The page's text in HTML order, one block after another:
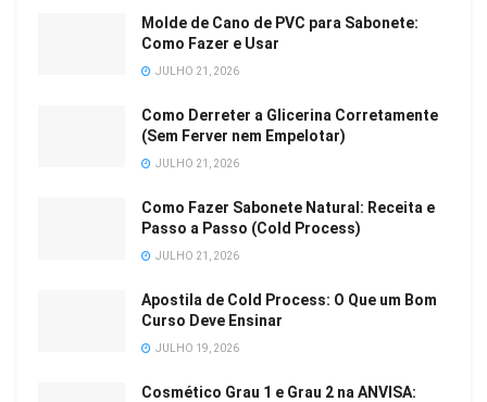
Molde de Cano de PVC para Sabonete:
Como Fazer e Usar
JULHO 21, 2026
Como Derreter a Glicerina Corretamente
(Sem Ferver nem Empelotar)
JULHO 21, 2026
Como Fazer Sabonete Natural: Receita e
Passo a Passo (Cold Process)
JULHO 21, 2026
Apostila de Cold Process: O Que um Bom
Curso Deve Ensinar
JULHO 19, 2026
Cosmético Grau 1 e Grau 2 na ANVISA: